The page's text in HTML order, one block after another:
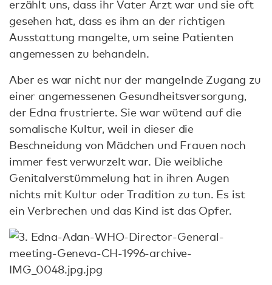
erzählt uns, dass ihr Vater Arzt war und sie oft
gesehen hat, dass es ihm an der richtigen
Ausstattung mangelte, um seine Patienten
angemessen zu behandeln.
Aber es war nicht nur der mangelnde Zugang zu
einer angemessenen Gesundheitsversorgung,
der Edna frustrierte. Sie war wütend auf die
somalische Kultur, weil in dieser die
Beschneidung von Mädchen und Frauen noch
immer fest verwurzelt war. Die weibliche
Genitalverstümmelung hat in ihren Augen
nichts mit Kultur oder Tradition zu tun. Es ist
ein Verbrechen und das Kind ist das Opfer.